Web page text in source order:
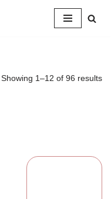
Showing 1–12 of 96 results